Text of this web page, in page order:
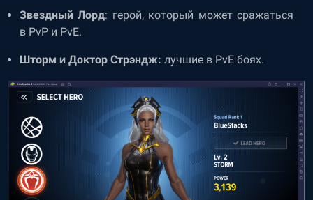
Звездный Лорд: герой, который может сражаться
в PvP и PvE.
Шторм и Доктор Стрэндж: лучшие в PvE боях.